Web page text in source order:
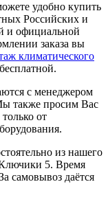
удобно купить
Российских и
и официальной
заказа вы
климатического
с менеджером
также просим Вас
от
из нашего
5. Время
самовывоз даётся